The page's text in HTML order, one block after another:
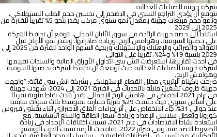
شركة جهينة للصناعات الغذائية
نتوقع أن يؤدي التراجع النسبي في التضخم إلى تحسين حجم الطلب الاستهلاكي،
ونمو حجم مبيعات جهينة بمعدل نمو سنوي مركب يقدر بنحو 5% تقريباً للفترة من
2025 إلى 2029
استناداً الى حصة جهينة الرائدة في سوق الألبان المحلي، نتوقع أن تحافظ الشركة
على حصتها السوقية، وهوامش الربح، وزيادة صادراتها. ونقدر نمو الأرباح قبل
الفوائد والضرائب والإهلاك والاستهلاك وربحية السهم الواحد للفترة من 2025 إلى
2029 بنسبة 19% و24%، تقريباً على التوالي
في أحدث تقاريرها، استعرضت اتش سى لتداول الأوراق المالية والسندات تقييمها
لشركةجهينة للصناعات الغذائيةحيث توقعت أن تحتفظ الشركة بحصتها السوقية
وهوامش الربح.
صرحت باكينام الإتربري محلل القطاع الإستهلاكي بشركة اتش سي قائلة: “واجهت
جهينة ظروف تشغيل مليئة بالتحديات في الفترة 2021 إلى 2024: شهدت جهينة
في عام 2021 انخفاض في هامش الربح الإجمالي يقدر بثلاث نقاط مئوية تقريبًا
على أساس سنوي حيث حققت 29% تقريبًا مقارنة بمتوسط ثلاث سنوات سابقة
عند حوالي 31%، جاء الانخفاض على أثر إجراءات الغلق الاحترازي اثناء تفشي فيروس
كورونا وتعطل سلاسل الإمداد وزيادة أسعار الطاقة والسلع الأساسية. مع
استعادة نشاط الاقتصادات في عام 2021، تسببت اختناقات الإمداد في زيادة
الضغوط التضخمية. وفي فبراير 2022، تفاقمت الأزمة بسبب الحرب الروسية